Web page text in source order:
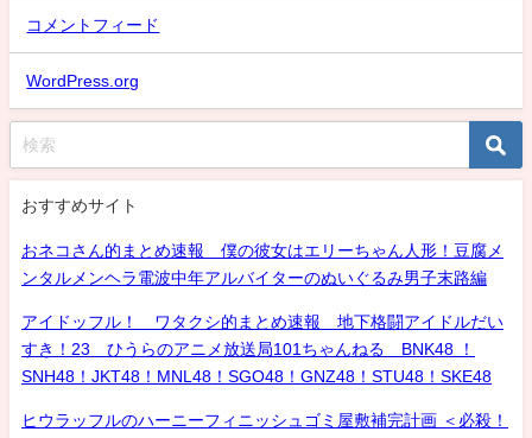
コメントフィード
WordPress.org
おすすめサイト
おネコさん的まとめ速報 僕の彼女はエリーちゃん人形！豆腐メ
ンタルメンヘラ電波中年アルバイターのぬいぐるみ男子末路編
アイドッフル！ ワタクシ的まとめ速報 地下格闘アイドルだい
すき！23 ひうらのアニメ放送局101ちゃんねる BNK48 ！
SNH48！JKT48！MNL48！SGO48！GNZ48！STU48！SKE48
ヒウラッフルのハーニーフィニッシュゴミ屋敷補完計画 ＜必殺！